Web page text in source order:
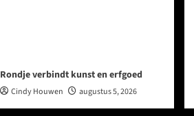
Rondje verbindt kunst en erfgoed
Cindy Houwen augustus 5, 2026